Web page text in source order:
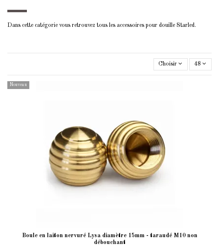
Dans cette catégorie vous retrouvez tous les accessoires pour douille Starled.
Choisir 48
Nouveau
Boule en laiton nervuré Lysa diamètre 15mm - taraudé M10 non
débouchant